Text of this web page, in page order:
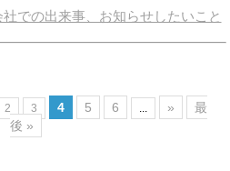
社での出来事、お知らせしたいこと
2 3 4 5 6 ... »
最
後 »